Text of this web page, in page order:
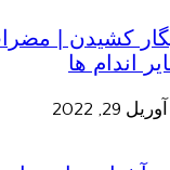
کشیدن |
اندام ها
آوریل 29, 2022